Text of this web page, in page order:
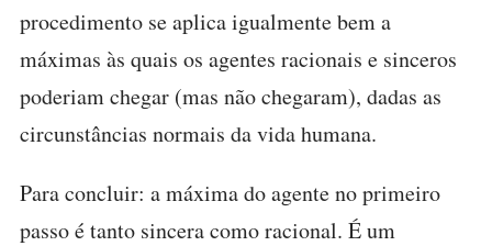
procedimento se aplica igualmente bem a
máximas às quais os agentes racionais e sinceros
poderiam chegar (mas não chegaram), dadas as
circunstâncias normais da vida humana.
Para concluir: a máxima do agente no primeiro
passo é tanto sincera como racional. É um